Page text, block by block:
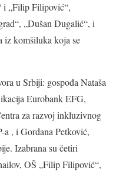
i „Filip Filipović“,
„Dušan Dugalić“, i
iz komšiluka koja se
u Srbiji: gospođa Nataša
Eurobank EFG,
za razvoj inkluzivnog
, i Gordana Petković,
Izabrana su četiri
OŠ „Filip Filipović“,